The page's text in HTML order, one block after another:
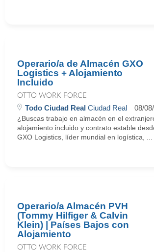
Operario/a de Almacén GXO
Logistics + Alojamiento
Incluido
OTTO WORK FORCE
Todo Ciudad Real Ciudad Real 08/
¿Buscas trabajo en almacén en el
alojamiento incluido y contrato estable
GXO Logistics, líder mundial en logística, ...
Operario/a Almacén PVH
(Tommy Hilfiger & Calvin
Klein) | Países Bajos con
Alojamiento
OTTO WORK FORCE